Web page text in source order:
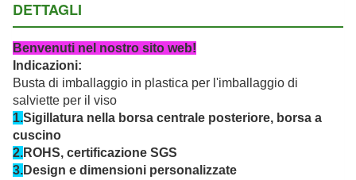
DETTAGLI
Benvenuti nel nostro sito web!
Indicazioni:
Busta di imballaggio in plastica per l'imballaggio di
salviette per il viso
1.Sigillatura nella borsa centrale posteriore, borsa a
cuscino
2.ROHS, certificazione SGS
3.Design e dimensioni personalizzate